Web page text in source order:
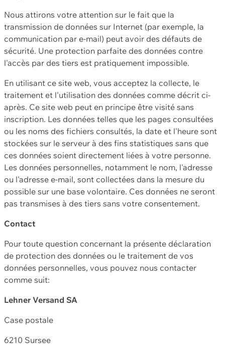
Nous attirons votre attention sur le fait que la
transmission de données sur Internet (par exemple, la
communication par e-mail) peut avoir des défauts de
sécurité. Une protection parfaite des données contre
l'accès par des tiers est pratiquement impossible.
En utilisant ce site web, vous acceptez la collecte, le
traitement et l'utilisation des données comme décrit ci-
après. Ce site web peut en principe être visité sans
inscription. Les données telles que les pages consultées
ou les noms des fichiers consultés, la date et l'heure sont
stockées sur le serveur à des fins statistiques sans que
ces données soient directement liées à votre personne.
Les données personnelles, notamment le nom, l'adresse
ou l'adresse e-mail, sont collectées dans la mesure du
possible sur une base volontaire. Ces données ne seront
pas transmises à des tiers sans votre consentement.
Contact
Pour toute question concernant la présente déclaration
de protection des données ou le traitement de vos
données personnelles, vous pouvez nous contacter
comme suit:
Lehner Versand SA
Case postale
6210 Sursee